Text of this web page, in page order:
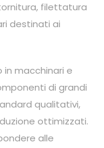
filettatura
destinati ai
macchinari e
di grandi
qualitativi,
ottimizzati.
alle